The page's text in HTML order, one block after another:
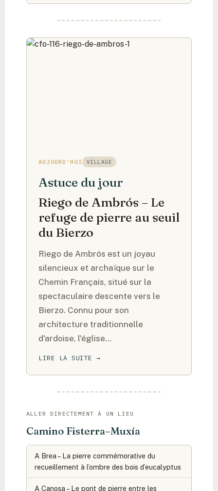
AUJOURD'HUI VILLAGE
Astuce du jour
Riego de Ambrós – Le
refuge de pierre au seuil
du Bierzo
Riego de Ambrós est un joyau
silencieux et archaïque sur le
Chemin Français, situé sur la
spectaculaire descente vers le
Bierzo. Connu pour son
architecture traditionnelle
d'ardoise, l'église…
LIRE LA SUITE →
ALLER DIRECTEMENT À UN LIEU
Camino Fisterra–Muxía
A Brea – La pierre commémorative du
recueillement à l’ombre des bois d’eucalyptus
A Canosa – Le pont de pierre entre les